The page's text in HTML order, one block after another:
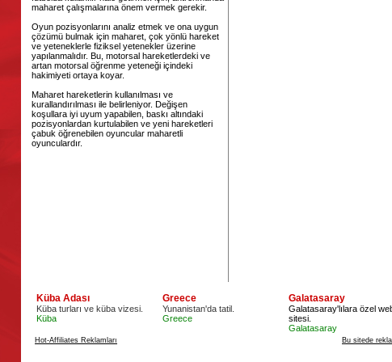
maharet çalışmalarına önem vermek gerekir.
Oyun pozisyonlarını analiz etmek ve ona uygun
çözümü bulmak için maharet, çok yönlü hareket
ve yeteneklerle fiziksel yetenekler üzerine
yapılanmalıdır. Bu, motorsal hareketlerdeki ve
artan motorsal öğrenme yeteneği içindeki
hakimiyeti ortaya koyar.
Maharet hareketlerin kullanılması ve
kurallandırılması ile belirleniyor. Değişen
koşullara iyi uyum yapabilen, baskı altındaki
pozisyonlardan kurtulabilen ve yeni hareketleri
çabuk öğrenebilen oyuncular maharetli
oyunculardır.
Küba Adası
Küba turları ve küba vizesi.
Küba
Greece
Yunanistan'da tatil.
Greece
Galatasaray
Galatasaray'lılara özel
sitesi.
Galatasaray
Hot-Affiliates Reklamları Bu sitede